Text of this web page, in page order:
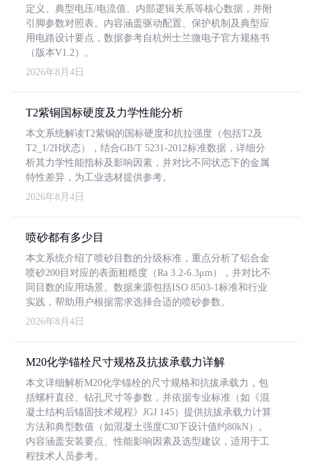
定义、典型电压/电流值、内部逻辑关系等核心数据，并附
引脚参数对照表。内容涵盖驱动配置、保护机制及典型应
用电路设计要点，数据参考自杭州士兰微电子官方规格书
（版本V1.2）。
2026年8月4日
T2紫铜国标硬度及力学性能分析
本文系统解读T2紫铜的国标硬度和抗拉强度（包括T2及
T2_1/2H状态），结合GB/T 5231-2012标准数据，详细分
析其力学性能指标及影响因素，并对比不同状态下的金属
特性差异，为工业选材提供参考。
2026年8月4日
喷砂都有多少目
本文系统介绍了喷砂目数的分级标准，重点分析了铝合金
喷砂200目对应的表面粗糙度（Ra 3.2-6.3μm），并对比不
同目数的应用场景。数据来源包括ISO 8503-1标准和行业
实践，帮助用户根据需求选择合适的喷砂参数。
2026年8月4日
M20化学锚栓尺寸规格及抗拔承载力详解
本文详细解析M20化学锚栓的尺寸规格和抗拔承载力，包
括螺杆直径、钻孔尺寸等参数，并依据专业标准（如《混
凝土结构后锚固技术规程》JGJ 145）提供抗拔承载力计算
方法和典型数值（如混凝土强度C30下设计值约80kN）。
内容涵盖安装要点、性能影响因素及选型建议，适用于工
程技术人员参考。